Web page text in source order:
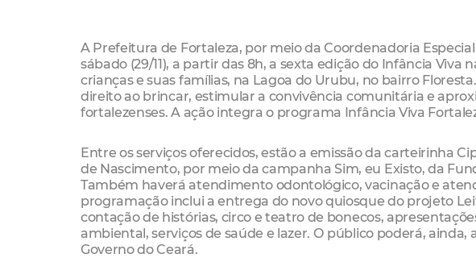
A Prefeitura de Fortaleza, por meio da Coordenadoria
sábado (29/11), a partir das 8h, a sexta edição do Infância
crianças e suas famílias, na Lagoa do Urubu, no bairro
direito ao brincar, estimular a convivência comunitária e
fortalezenses. A ação integra o programa Infância Viva
Entre os serviços oferecidos, estão a emissão da carteirinha
de Nascimento, por meio da campanha Sim, eu Existo, da
Também haverá atendimento odontológico, vacinação e
programação inclui a entrega do novo quiosque do projeto
contação de histórias, circo e teatro de bonecos,
ambiental, serviços de saúde e lazer. O público poderá, ainda,
Governo do Ceará.